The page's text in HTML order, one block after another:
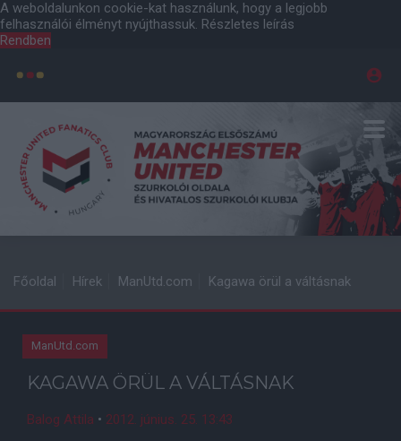
A weboldalunkon cookie-kat használunk, hogy a legjobb
felhasználói élményt nyújthassuk. Részletes leírás
Rendben
Főoldal Hírek ManUtd.com Kagawa örül a váltásnak
ManUtd.com
KAGAWA ÖRÜL A VÁLTÁSNAK
Balog Attila • 2012. június. 25. 13:43